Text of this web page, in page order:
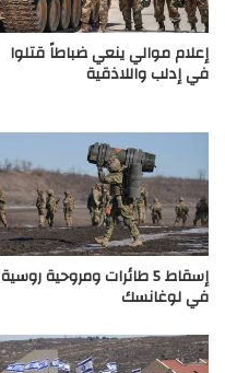
إعلام موالي ينعي ضباطاً قتلوا
في إدلب واللاذقية
إسقاط 5 طائرات ومروحية روسية
في لوغانسك